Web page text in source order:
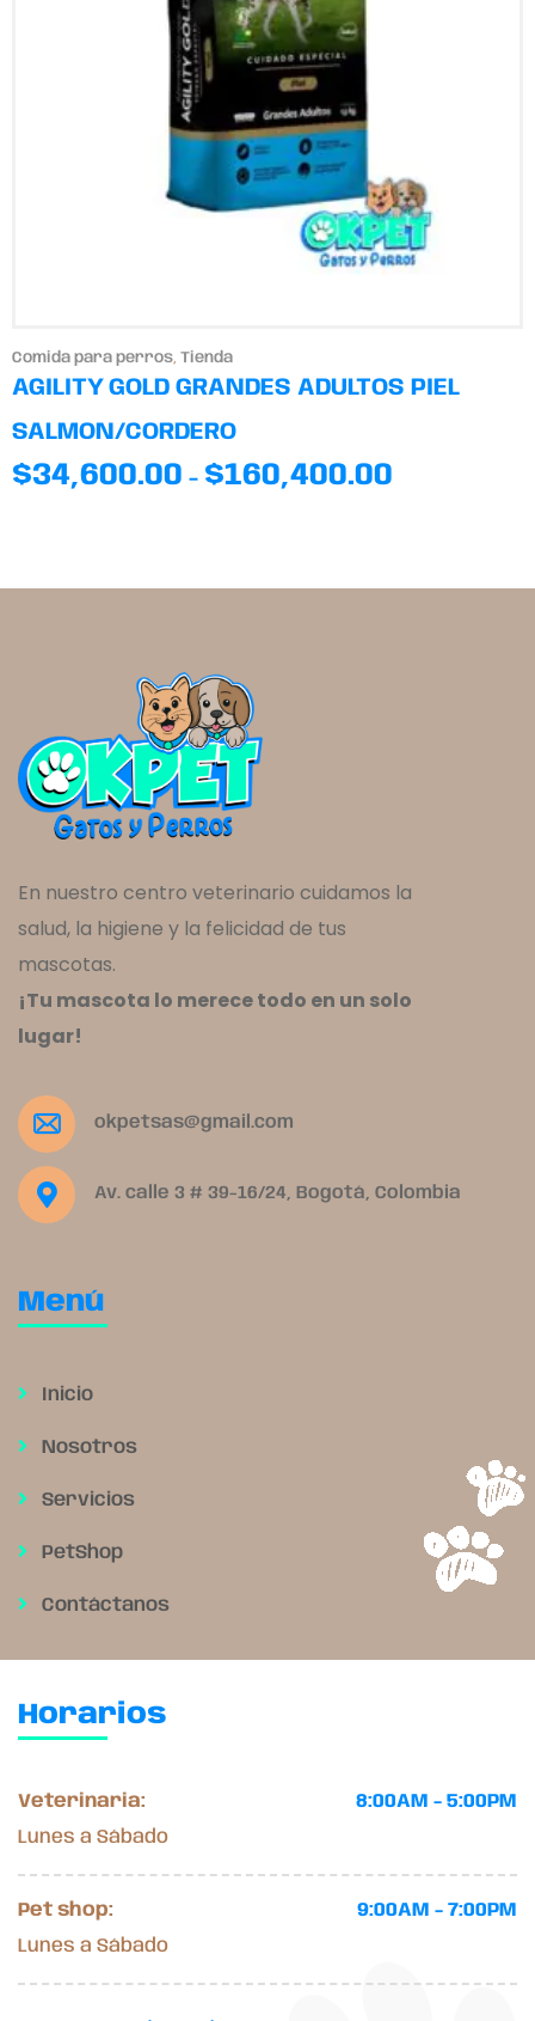
Comida para perros, Tienda
AGILITY GOLD GRANDES ADULTOS PIEL
SALMON/CORDERO
$34,600.00 - $160,400.00
En nuestro centro veterinario cuidamos la
salud, la higiene y la felicidad de tus
mascotas.
¡Tu mascota lo merece todo en un solo
lugar!
okpetsas@gmail.com
Av. calle 3 # 39-16/24, Bogotá, Colombia
Menú
Inicio
Nosotros
Servicios
PetShop
Contáctanos
Horarios
Veterinaria:
Lunes a Sábado
8:00AM - 5:00PM
Pet shop:
Lunes a Sábado
9:00AM - 7:00PM